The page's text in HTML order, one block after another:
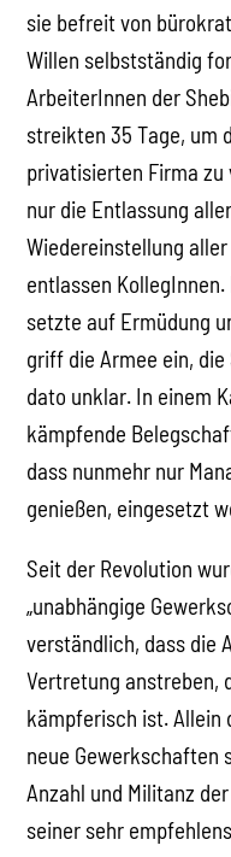
sie befreit von
Willen selbstständig
ArbeiterInnen der
streikten 35 Tage, um
privatisierten Firma
nur die Entlassung
Wiedereinstellung
entlassen
setzte auf Ermüdung
griff die Armee ein,
dato unklar. In einem
kämpfende
dass nunmehr nur
genießen, eingesetzt
Seit der Revolution
„unabhängige
verständlich, dass die
Vertretung anstreben,
kämpferisch ist. Allein
neue Gewerkschaften
Anzahl und Militanz
seiner sehr